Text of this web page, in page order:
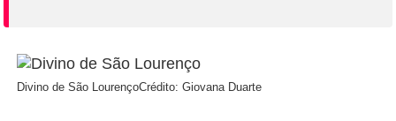
Divino de São LourençoCrédito: Giovana Duarte